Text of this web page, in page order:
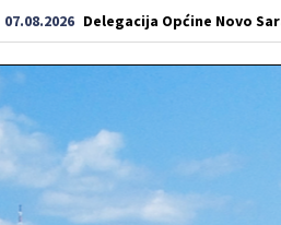
Delegacija Općine Novo Sarajevo